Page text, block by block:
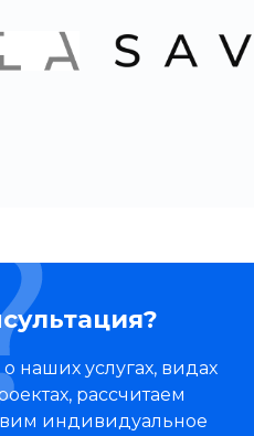
наших услугах, видах
рассчитаем
индивидуальное